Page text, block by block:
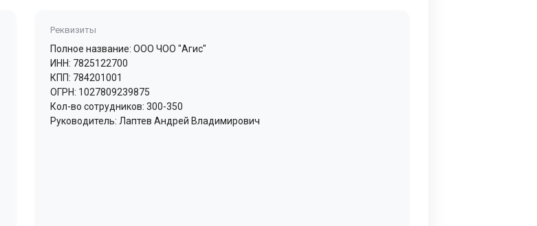
Реквизиты
Полное название: ООО ЧОО "Агис"
ИНН: 7825122700
КПП: 784201001
ОГРН: 1027809239875
Кол-во сотрудников: 300-350
Руководитель: Лаптев Андрей Владимирович